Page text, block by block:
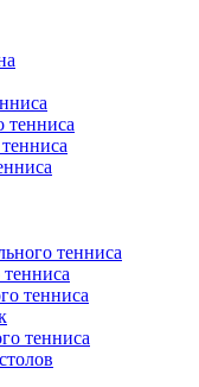
тенниса
тенниса
тенниса
тенниса